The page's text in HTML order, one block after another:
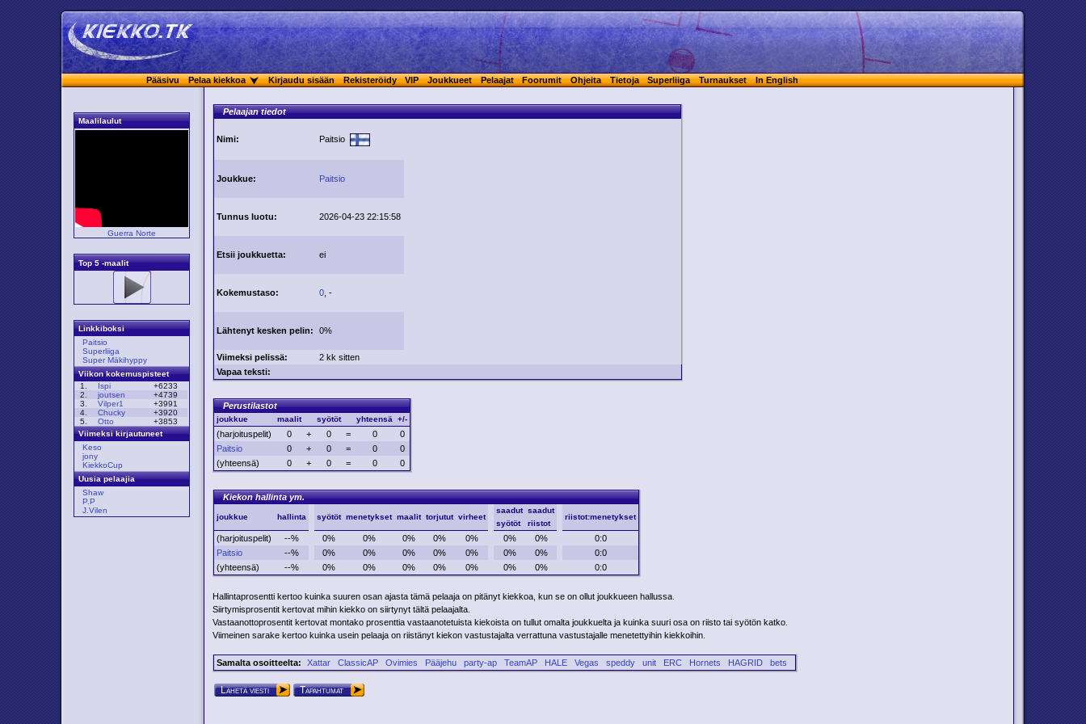
Pääsivu Pelaa kiekkoa Kirjaudu sisään Rekisteröidy VIP Joukkueet Pelaajat Foorumit Ohjeita Tietoja Superliiga Turnaukset In English
Maalilaulut
Guerra Norte
Top 5 -maalit
Linkkiboksi
Paitsio
Superliiga
Super Mäkihyppy
Viikon kokemuspisteet
1.
Ispi
+6233
2.
joutsen
+4739
3.
Vilper1
+3991
4.
Chucky
+3920
5.
Otto
+3853
Viimeksi kirjautuneet
Keso
jony
KiekkoCup
Uusia pelaajia
Shaw
P.P
J.Vilen
Pelaajan tiedot
Nimi: Paitsio
Joukkue: Paitsio
Tunnus luotu: 2026-04-23 22:15:58
Etsii joukkuetta: ei
Kokemustaso: 0 , -
Lähtenyt kesken pelin: 0%
Viimeksi pelissä:
2 kk sitten
Vapaa teksti:
Perustilastot
joukkue maalit syötöt yhteensä +/-
(harjoituspelit) 0 + 0 = 0
0
Paitsio
0 + 0 = 0
0
(yhteensä)
0 + 0 = 0 0
Kiekon hallinta ym.
joukkue hallinta syötöt menetykset maalit torjutut virheet
saadut
syötöt
saadut
riistot
riistot:menetykset
(harjoituspelit) --% 0% 0% 0% 0% 0% 0% 0%
0:0
Paitsio
--% 0% 0% 0% 0% 0% 0% 0%
0:0
(yhteensä)
--% 0% 0% 0% 0% 0% 0% 0% 0:0
Hallintaprosentti kertoo kuinka suuren osan ajasta tämä pelaaja on pitänyt kiekkoa, kun se on ollut joukkueen hallussa.
Siirtymisprosentit kertovat mihin kiekko on siirtynyt tältä pelaajalta.
Vastaanottoprosentit kertovat montako prosenttia vastaanotetuista kiekoista on tullut omalta joukkuelta ja kuinka suuri osa on riisto tai syötön katko.
Viimeinen sarake kertoo kuinka usein pelaaja on riistänyt kiekon vastustajalta verrattuna vastustajalle menetettyihin kiekkoihin.
Samalta osoitteelta: Xattar ClassicAP Ovimies Pääjehu party-ap TeamAP HALE Vegas speddy unit ERC Hornets HAGRID bets
Lähetä viesti Tapahtumat